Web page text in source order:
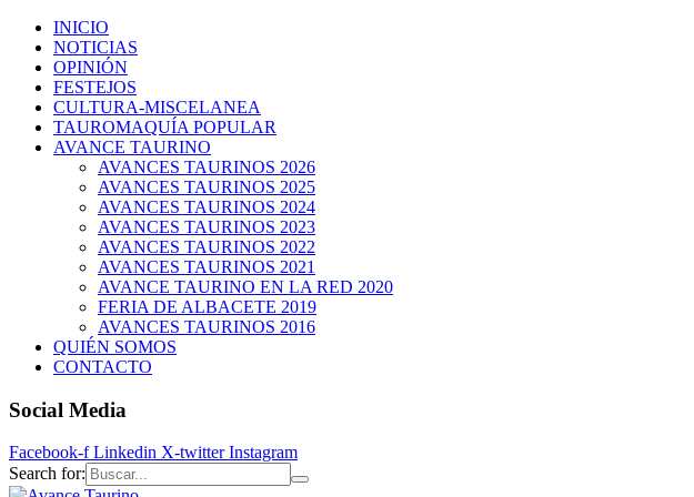
INICIO
NOTICIAS
OPINIÓN
FESTEJOS
CULTURA-MISCELANEA
TAUROMAQUÍA POPULAR
AVANCE TAURINO
AVANCES TAURINOS 2026
AVANCES TAURINOS 2025
AVANCES TAURINOS 2024
AVANCES TAURINOS 2023
AVANCES TAURINOS 2022
AVANCES TAURINOS 2021
AVANCE TAURINO EN LA RED 2020
FERIA DE ALBACETE 2019
AVANCES TAURINOS 2016
QUIÉN SOMOS
CONTACTO
Social Media
Facebook-f Linkedin X-twitter Instagram
Search for: